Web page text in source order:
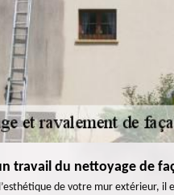
travail du nettoyage de
de votre mur extérieur, il